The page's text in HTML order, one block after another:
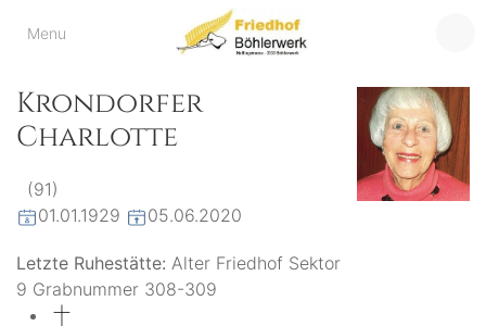
Menu
Friedhof
der virtuelle Friedhof
Krondorfer
Charlotte
(91)
01.01.1929
05.06.2020
Letzte Ruhestätte: Alter Friedhof Sektor
9 Grabnummer 308-309